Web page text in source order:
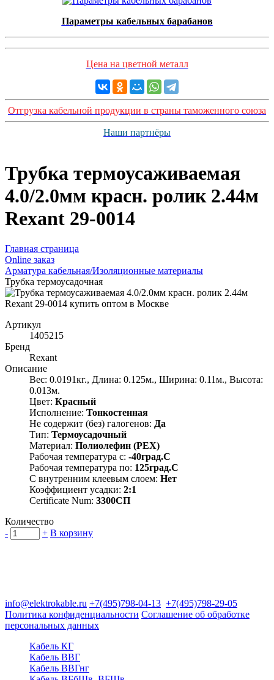
Параметры кабельных барабанов
Цена на цветной металл
Отгрузка кабельной продукции в страны таможенного союза
Наши партнёры
Трубка термоусаживаемая
4.0/2.0мм красн. ролик 2.44м
Rexant 29-0014
Главная страница
Оnline заказ
Арматура кабельная/Изоляционные материалы
Трубка термоусадочная
Артикул
1405215
Бренд
Rexant
Описание
Вес: 0.0191кг., Длина: 0.125м., Ширина: 0.11м., Высота:
0.013м.
Цвет: Красный
Исполнение: Тонкостенная
Не содержит (без) галогенов: Да
Тип: Термоусадочный
Материал: Полиолефин (PEX)
Рабочая температура с: -40град.C
Рабочая температура по: 125град.C
С внутренним клеевым слоем: Нет
Коэффициент усадки: 2:1
Certificate Num: 3300СП
Количество
-
+ В корзину
info@elektrokable.ru +7(495)798-04-13 +7(495)798-29-05
Политика конфиденциальности Соглашение об обработке
персональных данных
Кабель КГ
Кабель ВВГ
Кабель ВВГнг